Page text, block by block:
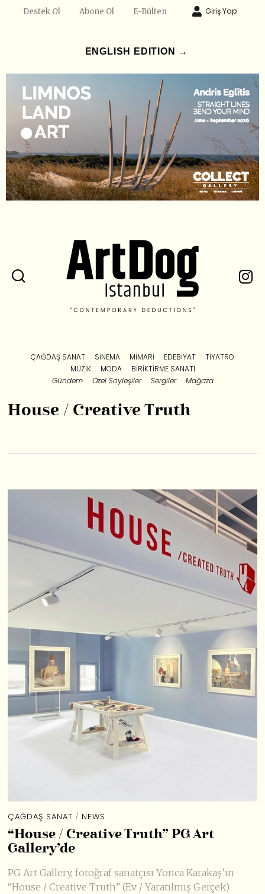
Destek Ol Abone Ol E-Bülten Giriş Yap
ENGLISH EDITION →
ÇAĞDAŞ SANAT SINEMA MIMARI EDEBIYAT
TIYATRO
MÜZIK
MODA
BIRIKTIRME SANATI
Gündem
Özel Söyleşiler Sergiler Mağaza
House / Creative Truth
ÇAĞDAŞ SANAT / NEWS
“House / Creative Truth” PG Art
Gallery’de
PG Art Gallery, fotoğraf sanatçısı Yonca Karakaş’ın
“House / Creative Truth” (Ev / Yaratılmış Gerçek)